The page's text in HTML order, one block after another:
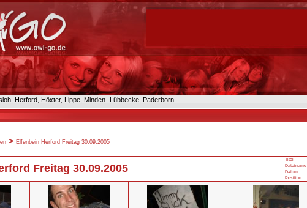
Herford, Höxter, Lippe, Minden- Lübbecke, Paderborn
> Elfenbein Herford Freitag 30.09.2005
Freitag 30.09.2005
Titel
Dateiname
Datum
Position